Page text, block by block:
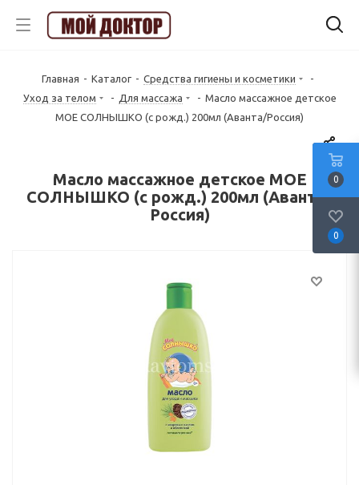
Главная - Каталог - Средства гигиены и косметики
-
Уход за телом
- Для массажа - Масло массажное детское
МОЕ СОЛНЫШКО (с рожд.) 200мл (Аванта/Россия)
Масло массажное детское МОЕ
СОЛНЫШКО (с рожд.) 200мл (Аванта/
Россия)
0
0